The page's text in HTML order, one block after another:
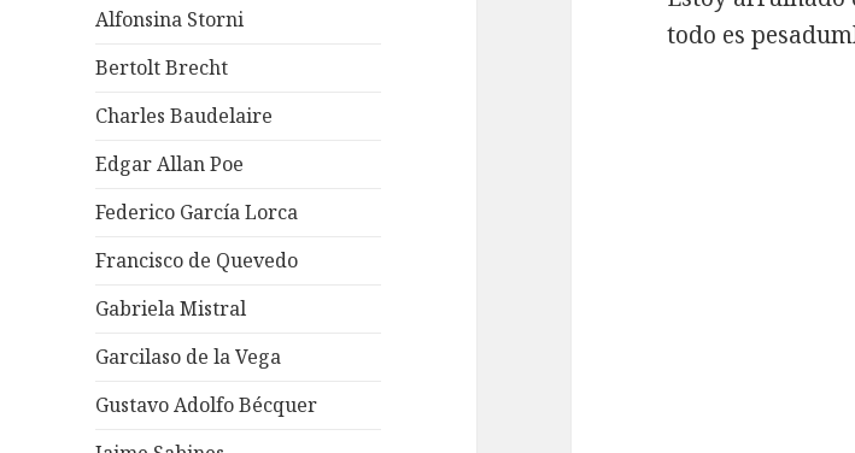
Alfonsina Storni
Bertolt Brecht
Charles Baudelaire
Edgar Allan Poe
Federico García Lorca
Francisco de Quevedo
Gabriela Mistral
Garcilaso de la Vega
Gustavo Adolfo Bécquer
todo es